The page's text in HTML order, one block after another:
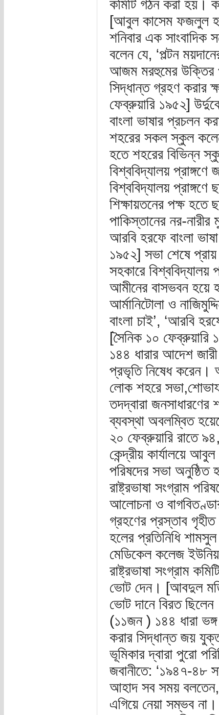
কমিটি গঠন করা হয়।
[আবুল কাসেম ফজলুল
শনিবার এক সাংবাদিক
বলেন যে, ‘পল্টন
আজম মরহুমের উক্তির
সিদ্ধান্ত গ্রহণ করার
ফেব্রুয়ারি ১৯৫২]
বাংলা ভাষার প্রচলন
শহরের সকল স্কুল
হতে শহরের বিভিন্ন
বিশ্ববিদ্যালয়
বিশ্ববিদ্যালয়
শিক্ষায়তনের পক্ষ
পাকিস্তানের নর-নারীর
আরবি হরফে বাংলা
১৯৫২] সভা শেষে প্রায়
সহকারে বিশ্ববিদ্যালয়
আমীনের বাসভবন হয়ে
আর্মানিটোলা ও
বাংলা চাই’, ‘আরবি
[সৈনিক ১০ ফেব্রুয়ারি
১৪৪ ধারার আদেশ
প্রভৃতি নিষেধ করেন।
লোক শহরে
তদদ্বারা জনসাধারণের
ব্যবস্থা অবলম্বিত
২০ ফেব্রুয়ারি রাতে
কেন্দ্রীয় কার্যালয়ে আবুল
পরিষদের সভা
রাষ্ট্রভাষা সংগ্রাম
আলোচনা ও
গ্রহণের প্রস্তাব
হলের প্রতিনিধি
মেডিকেল কলেজ
রাষ্ট্রভাষা সংগ্রাম
ভোট দেন। [আবদুল
ভোট দানে বিরত
(১১জন ) ১৪৪ ধারা
করার সিদ্ধান্ত জয়
ভূমিকার দ্বারা পুরো
জবানীতে: ‘১৯৪৭-৪৮
আহাদ সব সময় বলতেন,
এগিয়ে নেয়া সম্ভব